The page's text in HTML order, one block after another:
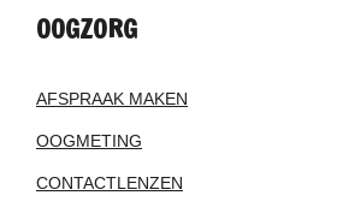
OOGZORG
AFSPRAAK MAKEN
OOGMETING
CONTACTLENZEN